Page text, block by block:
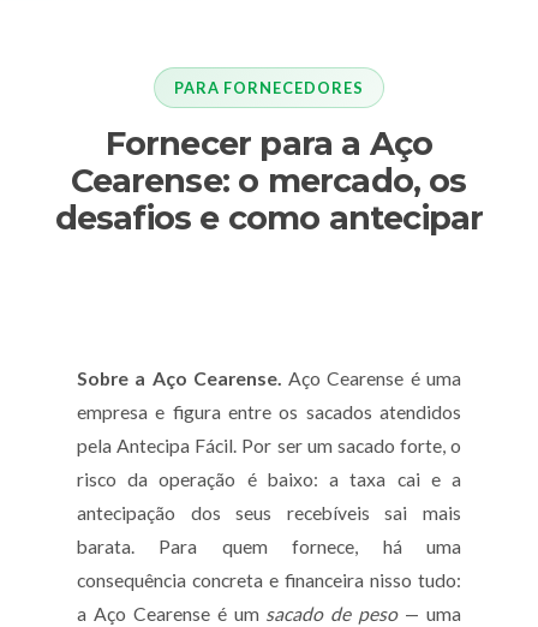
PARA FORNECEDORES
Fornecer para a Aço
Cearense: o mercado, os
desafios e como antecipar
Sobre a Aço Cearense. Aço Cearense é uma
empresa e figura entre os sacados atendidos
pela Antecipa Fácil. Por ser um sacado forte, o
risco da operação é baixo: a taxa cai e a
antecipação dos seus recebíveis sai mais
barata. Para quem fornece, há uma
consequência concreta e financeira nisso tudo:
a Aço Cearense é um sacado de peso— uma